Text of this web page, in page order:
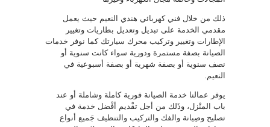
ذلك من خلال فني كهربائي هندي النعيم حيث يعمل
مقدمي الخدمة على تبديل وتعديل بطاريات وتغيير
الإطارات وتغيير وتركيب محرك سيارتك كما نوفر خدمات
الصيانة بصفة مستمرة ودورية سواء كانت سنوية أو
نصف سنوية أو بصفة شهرية أو بصفة أسبوعية في
النعيم.
يوفر عمالنا خدمة الصيانة فورية كاملة وشاملة أو عند
باب المنْزل، وذَلك من أجل تقْديم أفْضل خدمة في
تصليح وصِيانة والفك والتركيب والتنظيف جَميع أنواع